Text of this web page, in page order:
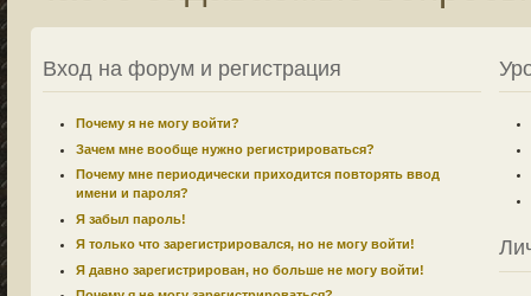
Вход на форум и регистрация
Почему я не могу войти?
Зачем мне вообще нужно регистрироваться?
Почему мне периодически приходится повторять ввод
имени и пароля?
Я забыл пароль!
Я только что зарегистрировался, но не могу войти!
Я давно зарегистрирован, но больше не могу войти!